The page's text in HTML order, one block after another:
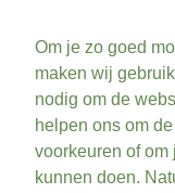
Om je zo goed
maken wij
nodig om de
helpen ons om
voorkeuren of
kunnen doen.